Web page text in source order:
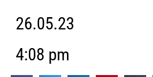
26.05.23
4:08 pm